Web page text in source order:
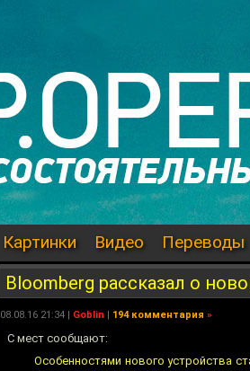
Картинки Видео Переводы
Bloomberg рассказал о
08.08.16 21:34 | Goblin | 194 комментария »
С мест сообщают:
Особенностями нового устройства